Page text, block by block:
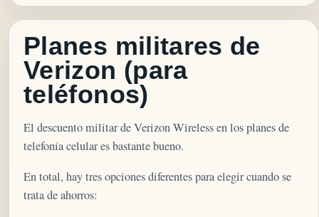
Planes militares de
Verizon (para
teléfonos)
El descuento militar de Verizon Wireless en los planes de
telefonía celular es bastante bueno.
En total, hay tres opciones diferentes para elegir cuando se
trata de ahorros: